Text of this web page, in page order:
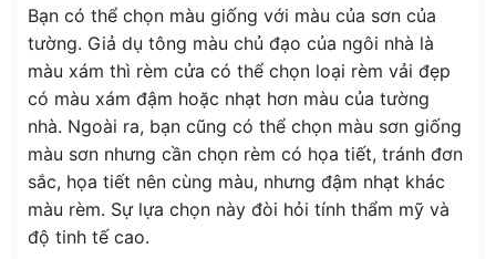
Bạn có thể chọn màu giống với màu của sơn của
tường. Giả dụ tông màu chủ đạo của ngôi nhà là
màu xám thì rèm cửa có thể chọn loại rèm vải đẹp
có màu xám đậm hoặc nhạt hơn màu của tường
nhà. Ngoài ra, bạn cũng có thể chọn màu sơn giống
màu sơn nhưng cần chọn rèm có họa tiết, tránh đơn
sắc, họa tiết nên cùng màu, nhưng đậm nhạt khác
màu rèm. Sự lựa chọn này đòi hỏi tính thẩm mỹ và
độ tinh tế cao.